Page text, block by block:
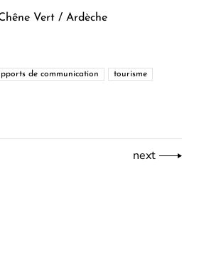
Vert / Ardèche
de communication tourisme
next